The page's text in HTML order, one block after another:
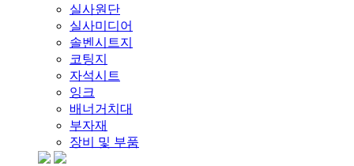
실사원단
실사미디어
솔벤시트지
코팅지
자석시트
잉크
배너거치대
부자재
장비 및 부품